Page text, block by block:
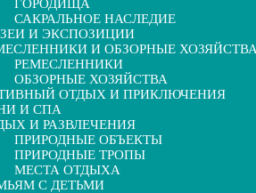
ГОРОДИЩА
САКРАЛЬНОЕ НАСЛЕДИЕ
И ЭКСПОЗИЦИИ
И ОБЗОРНЫЕ ХОЗЯЙСТВА
РЕМЕСЛЕННИКИ
ОБЗОРНЫЕ ХОЗЯЙСТВА
ОТДЫХ И ПРИКЛЮЧЕНИЯ
И СПА
И РАЗВЛЕЧЕНИЯ
ПРИРОДНЫЕ ОБЪЕКТЫ
ПРИРОДНЫЕ ТРОПЫ
МЕСТА ОТДЫХА
С ДЕТЬМИ